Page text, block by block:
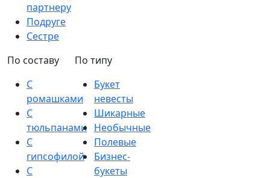
партнеру
Подруге
Сестре
По составу
С
ромашками
С
тюльпанами
С
гипсофилой
С
По типу
Букет
невесты
Шикарные
Необычные
Полевые
Бизнес-
букеты